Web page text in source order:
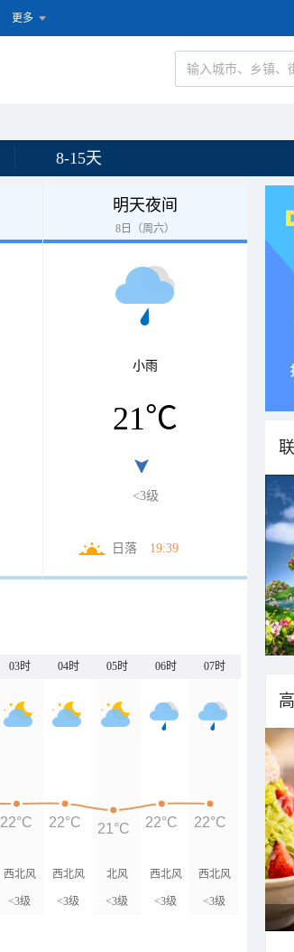
更多
8-15天
明天夜间
8日（周六）
小雨
21℃
<3级
日落 19:39
03时 04时 05时 06时 07时
西北风
<3级
西北风
<3级
北风
<3级
西北风
<3级
西北风
<3级
22°C 22°C 21°C 22°C 22°C